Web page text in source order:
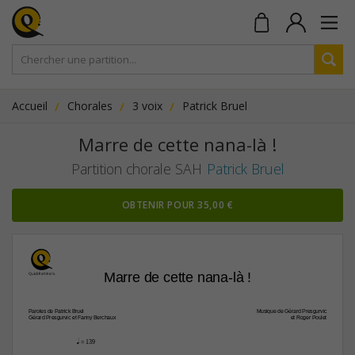
Accueil Chorales 3 voix Patrick Bruel
Marre de cette nana-là !
Partition chorale SAH Patrick Bruel
OBTENIR POUR 35,00 €
Musique de Gérard Presgurvic
et Roger Poulet
Marre de cette nana-là !
Paroles de Patrick Bruel
Gérard Presgurvic et Fanny Berchaux
q = 139